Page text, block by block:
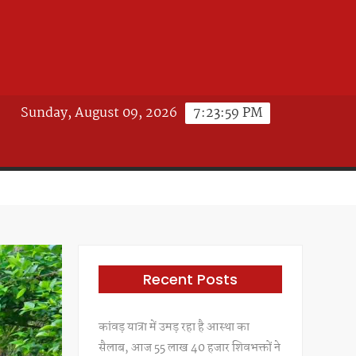
7:24:02 PM
Sunday, August 09, 2026
Recent Posts
कांवड़ यात्रा में उमड़ रहा है आस्था का
सैलाब, आज 55 लाख 40 हजार शिवभक्तों ने